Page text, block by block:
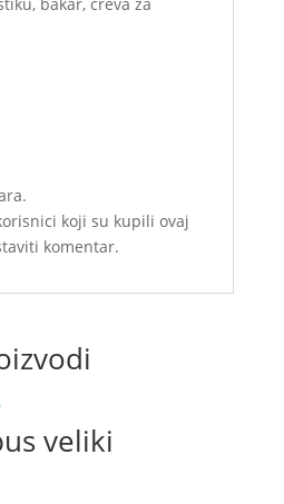
koji su kupili ovaj
komentar.
veliki